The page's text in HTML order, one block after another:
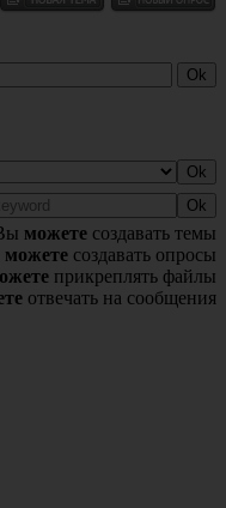
можете создавать темы
можете создавать опросы
прикреплять файлы
отвечать на сообщения